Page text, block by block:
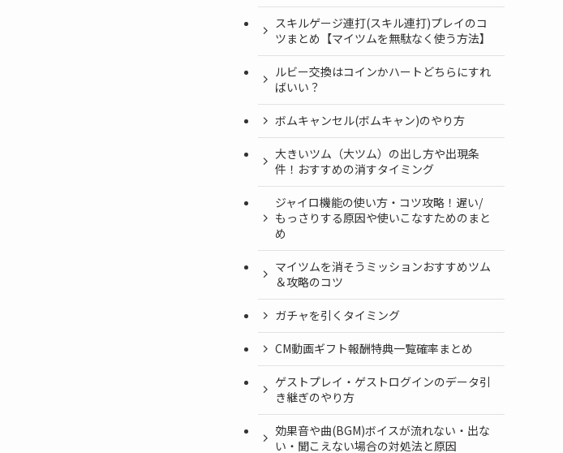
スキルゲージ連打(スキル連打)プレイのコ
ツまとめ【マイツムを無駄なく使う方法】
ルビー交換はコインかハートどちらにすれ
ばいい？
ボムキャンセル(ボムキャン)のやり方
大きいツム（大ツム）の出し方や出現条
件！おすすめの消すタイミング
ジャイロ機能の使い方・コツ攻略！遅い/
もっさりする原因や使いこなすためのまと
め
マイツムを消そうミッションおすすめツム
＆攻略のコツ
ガチャを引くタイミング
CM動画ギフト報酬特典一覧確率まとめ
ゲストプレイ・ゲストログインのデータ引
き継ぎのやり方
効果音や曲(BGM)ボイスが流れない・出な
い・聞こえない場合の対処法と原因